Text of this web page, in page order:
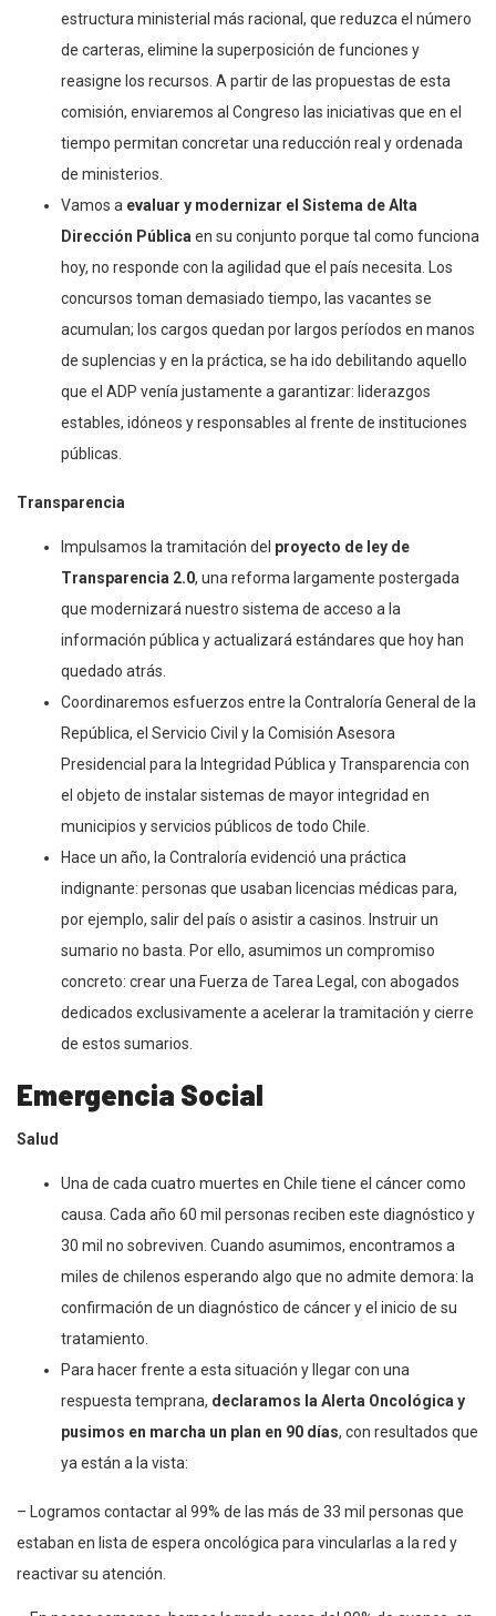
estructura ministerial más racional, que reduzca el número
de carteras, elimine la superposición de funciones y
reasigne los recursos. A partir de las propuestas de esta
comisión, enviaremos al Congreso las iniciativas que en el
tiempo permitan concretar una reducción real y ordenada
de ministerios.
Vamos a evaluar y modernizar el Sistema de Alta
Dirección Pública en su conjunto porque tal como funciona
hoy, no responde con la agilidad que el país necesita. Los
concursos toman demasiado tiempo, las vacantes se
acumulan; los cargos quedan por largos períodos en manos
de suplencias y en la práctica, se ha ido debilitando aquello
que el ADP venía justamente a garantizar: liderazgos
estables, idóneos y responsables al frente de instituciones
públicas.
Transparencia
Impulsamos la tramitación del proyecto de ley de
Transparencia 2.0, una reforma largamente postergada
que modernizará nuestro sistema de acceso a la
información pública y actualizará estándares que hoy han
quedado atrás.
Coordinaremos esfuerzos entre la Contraloría General de la
República, el Servicio Civil y la Comisión Asesora
Presidencial para la Integridad Pública y Transparencia con
el objeto de instalar sistemas de mayor integridad en
municipios y servicios públicos de todo Chile.
Hace un año, la Contraloría evidenció una práctica
indignante: personas que usaban licencias médicas para,
por ejemplo, salir del país o asistir a casinos. Instruir un
sumario no basta. Por ello, asumimos un compromiso
concreto: crear una Fuerza de Tarea Legal, con abogados
dedicados exclusivamente a acelerar la tramitación y cierre
de estos sumarios.
Emergencia Social
Salud
Una de cada cuatro muertes en Chile tiene el cáncer como
causa. Cada año 60 mil personas reciben este diagnóstico y
30 mil no sobreviven. Cuando asumimos, encontramos a
miles de chilenos esperando algo que no admite demora: la
confirmación de un diagnóstico de cáncer y el inicio de su
tratamiento.
Para hacer frente a esta situación y llegar con una
respuesta temprana, declaramos la Alerta Oncológica y
pusimos en marcha un plan en 90 días, con resultados que
ya están a la vista:
– Logramos contactar al 99% de las más de 33 mil personas que
estaban en lista de espera oncológica para vincularlas a la red y
reactivar su atención.